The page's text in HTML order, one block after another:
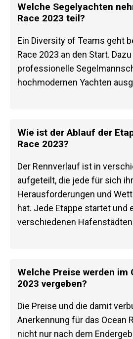
Welche Segelyachten
Race 2023 teil?
Ein Diversity of Teams geht
Race 2023 an den Start.
professionelle
hochmodernen Yachten
Wie ist der Ablauf der
Race 2023?
Der Rennverlauf ist in
aufgeteilt, die jede für sich
Herausforderungen und
hat. Jede Etappe startet und
verschiedenen
Welche Preise werden im
2023 vergeben?
Die Preise und die damit
Anerkennung für das Ocean
nicht nur nach dem